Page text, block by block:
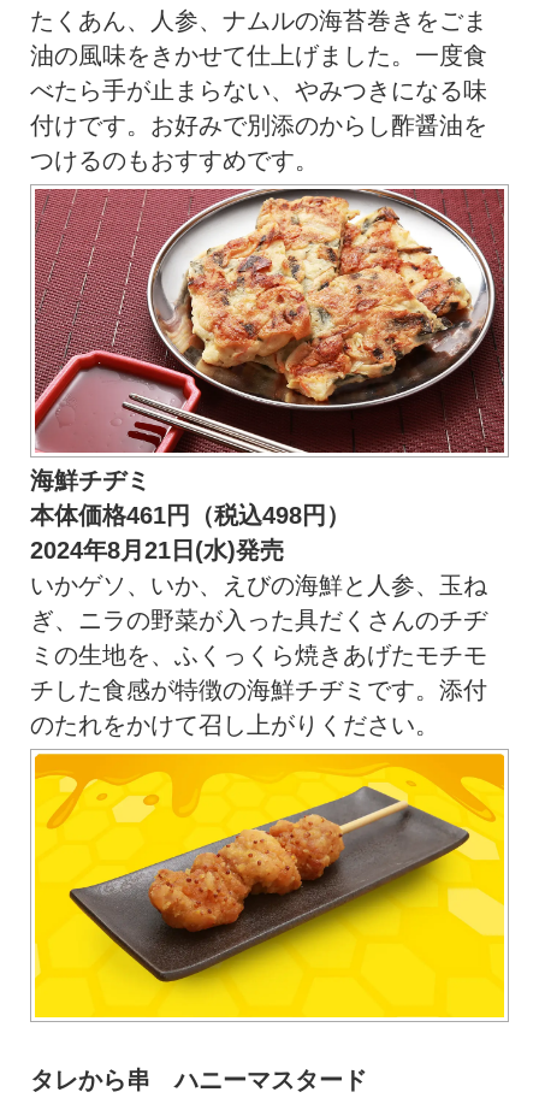
たくあん、人参、ナムルの海苔巻きをごま
油の風味をきかせて仕上げました。一度食
べたら手が止まらない、やみつきになる味
付けです。お好みで別添のからし酢醤油を
つけるのもおすすめです。
海鮮チヂミ
本体価格461円（税込498円）
2024年8月21日(水)発売
いかゲソ、いか、えびの海鮮と人参、玉ね
ぎ、ニラの野菜が入った具だくさんのチヂ
ミの生地を、ふくっくら焼きあげたモチモ
チした食感が特徴の海鮮チヂミです。添付
のたれをかけて召し上がりください。
タレから串 ハニーマスタード